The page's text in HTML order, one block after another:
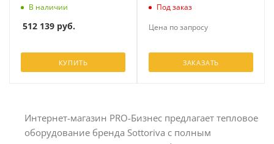
В наличии
512 139 руб.
КУПИТЬ
Под заказ
Цена по запросу
ЗАКАЗАТЬ
Интернет-магазин PRO-Бизнес предлагает тепловое
оборудование бренда Sottoriva с полным